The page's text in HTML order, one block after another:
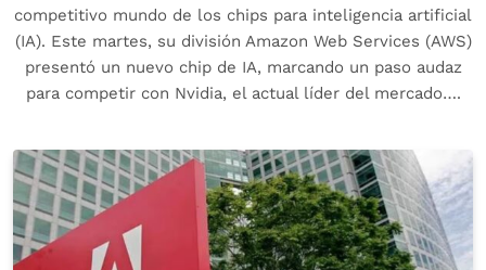
competitivo mundo de los chips para inteligencia artificial
(IA). Este martes, su división Amazon Web Services (AWS)
presentó un nuevo chip de IA, marcando un paso audaz
para competir con Nvidia, el actual líder del mercado….